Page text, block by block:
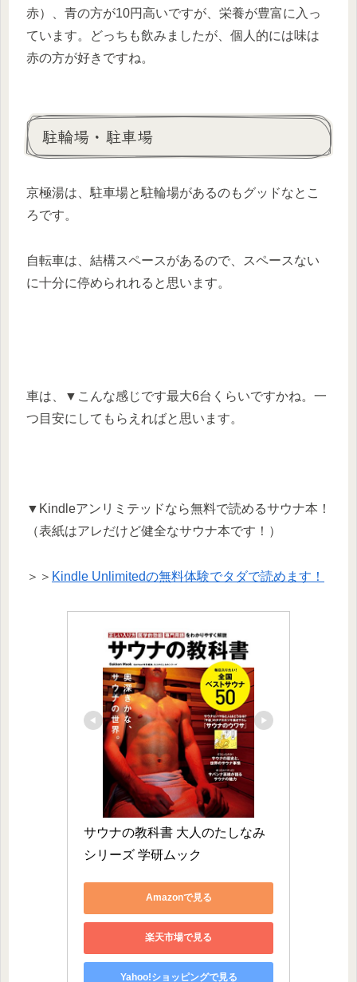
赤）、青の方が10円高いですが、栄養が豊富に入っ
ています。どっちも飲みましたが、個人的には味は
赤の方が好きですね。
駐輪場・駐車場
京極湯は、駐車場と駐輪場があるのもグッドなとこ
ろです。
自転車は、結構スペースがあるので、スペースない
に十分に停められれると思います。
車は、▼こんな感じです最大6台くらいですかね。一
つ目安にしてもらえればと思います。
▼Kindleアンリミテッドなら無料で読めるサウナ本！
（表紙はアレだけど健全なサウナ本です！）
＞＞ Kindle Unlimitedの無料体験でタダで読めます！
サウナの教科書 大人のたしなみ
シリーズ 学研ムック
Amazonで見る
楽天市場で見る
Yahoo!ショッピングで見る